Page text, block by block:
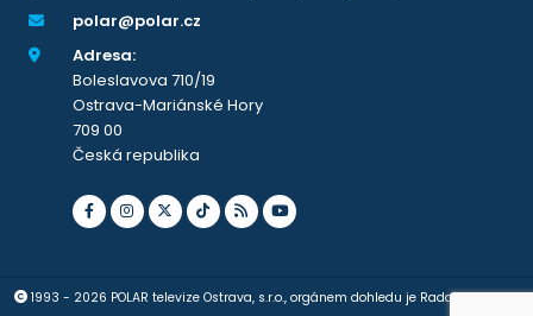
polar@polar.cz
Adresa:
Boleslavova 710/19
Ostrava-Mariánské Hory
709 00
Česká republika
1993 - 2026 POLAR televize Ostrava, s.r.o., orgánem dohledu je Rada pro